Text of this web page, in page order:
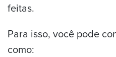
feitas.
Para isso, você pode
como: